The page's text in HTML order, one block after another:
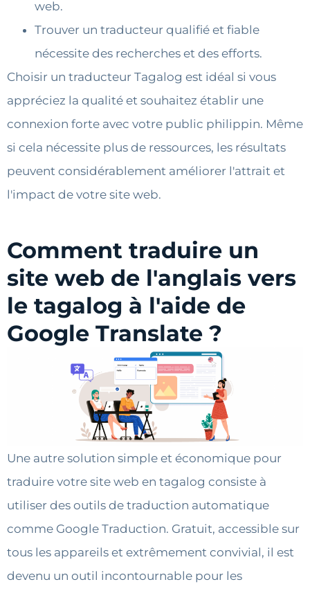
web.
Trouver un traducteur qualifié et fiable
nécessite des recherches et des efforts.
Choisir un traducteur Tagalog est idéal si vous
appréciez la qualité et souhaitez établir une
connexion forte avec votre public philippin. Même
si cela nécessite plus de ressources, les résultats
peuvent considérablement améliorer l'attrait et
l'impact de votre site web.
Comment traduire un
site web de l'anglais vers
le tagalog à l'aide de
Google Translate ?
Une autre solution simple et économique pour
traduire votre site web en tagalog consiste à
utiliser des outils de traduction automatique
comme Google Traduction. Gratuit, accessible sur
tous les appareils et extrêmement convivial, il est
devenu un outil incontournable pour les